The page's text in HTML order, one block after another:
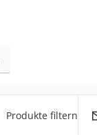
Produkte filtern